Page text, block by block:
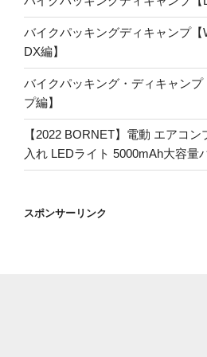
バイクパッキングディキャンプ【
DX編】
バイクパッキング・ディキャンプ
プ編】
【2022 BORNET】電動 エアコ
入れ LEDライト 5000mAh大容量
スポンサーリンク